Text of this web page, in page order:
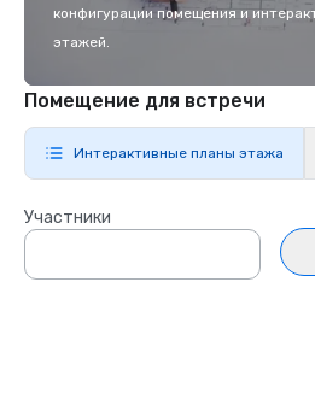
конфигурации помещения и
этажей.
Помещение для встречи
Интерактивные планы этажа
Участники